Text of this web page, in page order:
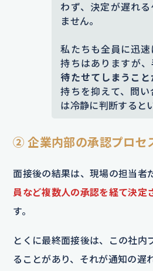
わず、決定が遅れ
ません。
私たちも全員に迅
持ちはありますが、
待たせてしまうこ
持ちを抑えて、問
は冷静に判断すると
② 企業内部の承認プロセ
面接後の結果は、現場の担当者
員など複数人の承認を経て決定
す。
とくに最終面接後は、この社内
ることがあり、それが通知の遅